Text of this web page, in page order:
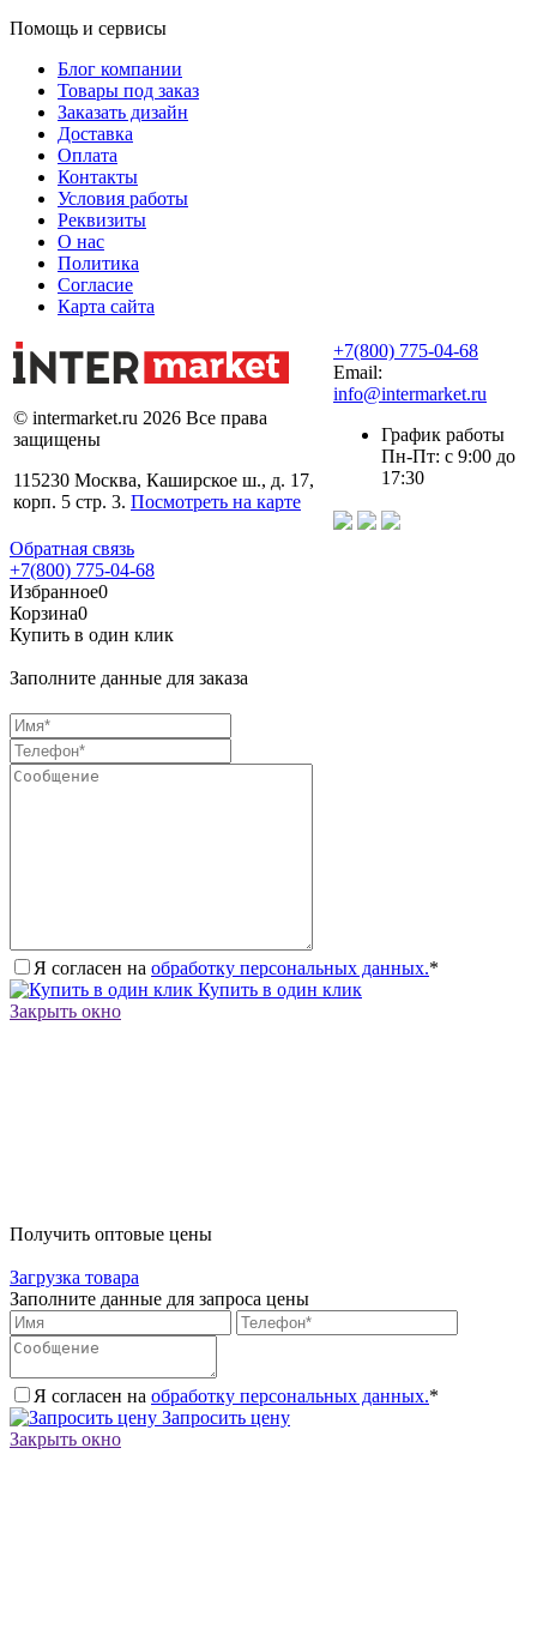
Помощь и сервисы
Блог компании
Товары под заказ
Заказать дизайн
Доставка
Оплата
Контакты
Условия работы
Реквизиты
О нас
Политика
Согласие
Карта сайта
© intermarket.ru 2026 Все права
защищены
115230 Москва, Каширское ш., д. 17,
корп. 5 стр. 3. Посмотреть на карте
+7(800) 775-04-68
Email:
info@intermarket.ru
График работы
Пн-Пт: с 9:00 до
17:30
Обратная связь
+7(800) 775-04-68
Избранное0
Корзина0
Купить в один клик
Заполните данные для заказа
Я согласен на обработку персональных данных.*
Купить в один клик
Закрыть окно
Получить оптовые цены
Загрузка товара
Заполните данные для запроса цены
Я согласен на обработку персональных данных.*
Запросить цену
Закрыть окно